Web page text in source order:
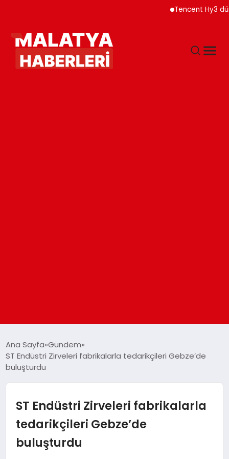
Tencent Hy3 dünya
GÜNDEM
DÜNYA
EĞITIM
Ana Sayfa Gündem
ST Endüstri Zirveleri fabrikalarla tedarikçileri Gebze’de
buluşturdu
ST Endüstri Zirveleri fabrikalarla
tedarikçileri Gebze’de
buluşturdu